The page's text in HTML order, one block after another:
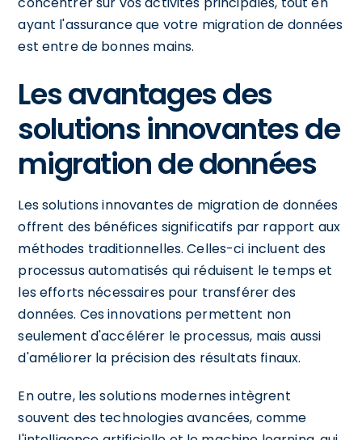
ayant l'assurance que votre migration de données
est entre de bonnes mains.
Les avantages des
solutions innovantes de
migration de données
Les solutions innovantes de migration de données
offrent des bénéfices significatifs par rapport aux
méthodes traditionnelles. Celles-ci incluent des
processus automatisés qui réduisent le temps et
les efforts nécessaires pour transférer des
données. Ces innovations permettent non
seulement d'accélérer le processus, mais aussi
d'améliorer la précision des résultats finaux.
En outre, les solutions modernes intègrent
souvent des technologies avancées, comme